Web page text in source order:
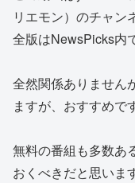
リエモン）のチャン
全版はNewsPicks内
全然関係ありません
ますが、おすすめで
無料の番組も多数あ
おくべきだと思いま